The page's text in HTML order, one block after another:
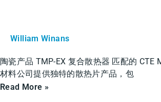
William Winans
陶瓷产品 TMP-EX 复合散热器 匹配的 CTE
材料公司提供独特的散热片产品，包
热
器
Read More »